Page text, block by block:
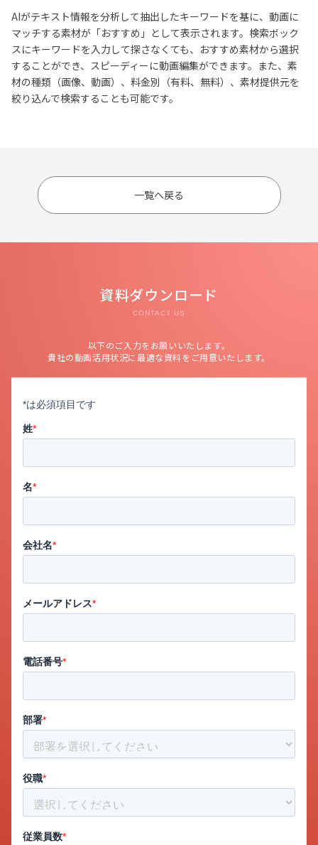
AIがテキスト情報を分析して抽出したキーワードを基に、動画に
マッチする素材が「おすすめ」として表示されます。検索ボック
スにキーワードを入力して探さなくても、おすすめ素材から選択
することができ、スピーディーに動画編集ができます。また、素
材の種類（画像、動画）、料金別（有料、無料）、素材提供元を
絞り込んで検索することも可能です。
一覧へ戻る
資料ダウンロード
CONTACT US
以下のご入力をお願いいたします。
貴社の動画活用状況に最適な資料をご用意いたします。